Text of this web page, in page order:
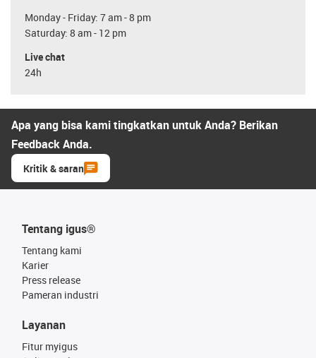
Monday - Friday: 7 am - 8 pm
Saturday: 8 am - 12 pm
Live chat
24h
Apa yang bisa kami tingkatkan untuk Anda? Berikan
Feedback Anda.
Kritik & saran
Tentang igus®
Tentang kami
Karier
Press release
Pameran industri
Layanan
Fitur myigus